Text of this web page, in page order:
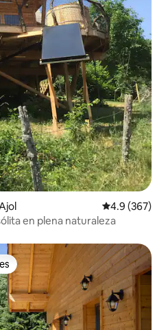
Calificación
4.9 (367)
en plena naturaleza
huéspedes